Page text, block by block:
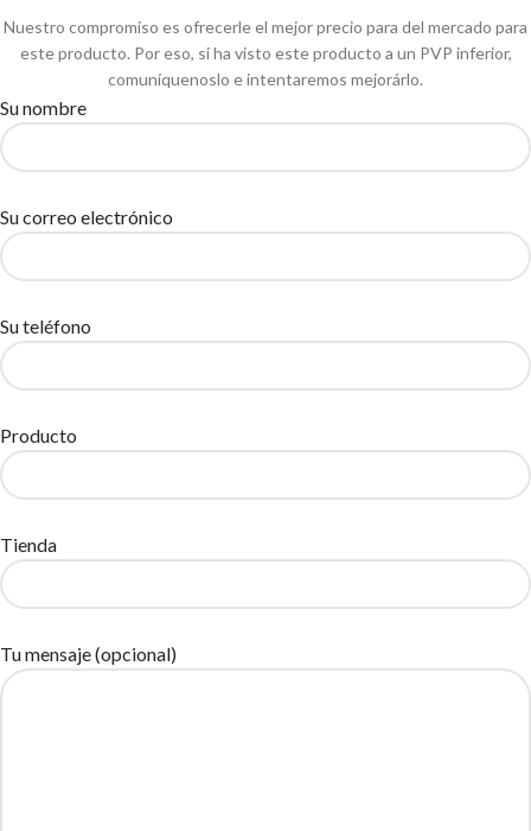
Nuestro compromiso es ofrecerle el mejor precio para del mercado para
este producto. Por eso, si ha visto este producto a un PVP inferior,
comuníquenoslo e intentaremos mejorárlo.
Su nombre
Su correo electrónico
Su teléfono
Producto
Tienda
Tu mensaje (opcional)